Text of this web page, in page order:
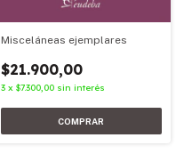
Misceláneas ejemplares
$21.900,00
3 x $7.300,00 sin interés